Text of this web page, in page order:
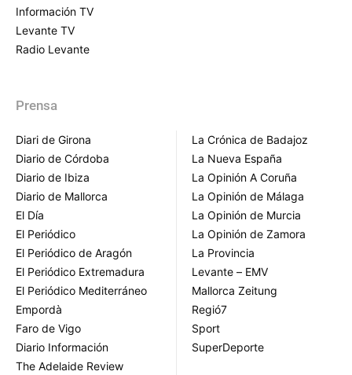
Información TV
Levante TV
Radio Levante
Prensa
Diari de Girona
Diario de Córdoba
Diario de Ibiza
Diario de Mallorca
El Día
El Periódico
El Periódico de Aragón
El Periódico Extremadura
El Periódico Mediterráneo
Empordà
Faro de Vigo
Diario Información
The Adelaide Review
La Crónica de Badajoz
La Nueva España
La Opinión A Coruña
La Opinión de Málaga
La Opinión de Murcia
La Opinión de Zamora
La Provincia
Levante – EMV
Mallorca Zeitung
Regió7
Sport
SuperDeporte